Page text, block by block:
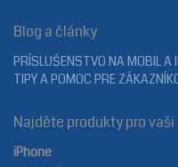
Blog a články
PRÍSLUŠENSTVO NA MOBIL A
TIPY A POMOC PRE
Najděte produkty pro
iPhone